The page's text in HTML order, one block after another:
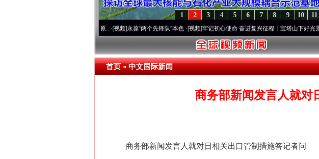
11
10
9
8
7
6
5
4
3
2
1
·[视频]永葆“两个先锋队”本色·[视频]牢记初心使命 奋进复兴征程丨宝塔山下好光景..·[视频]
首页»中文国际新闻
商务部新闻发言人就对
商务部新闻发言人就对日相关出口管制措施答记者问